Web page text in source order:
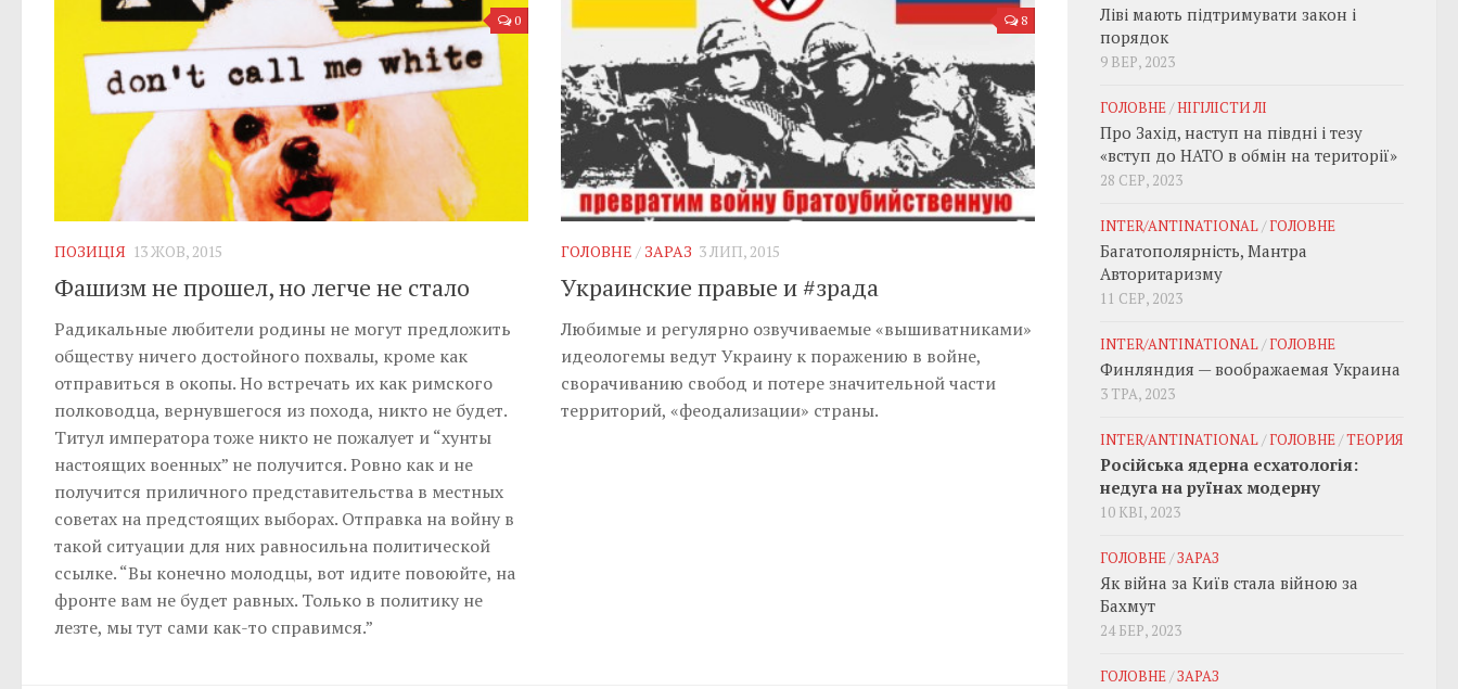
0
ПОЗИЦІЯ 13 ЖОВ, 2015
Фашизм не прошел, но легче не стало
Радикальные любители родины не могут предложить
обществу ничего достойного похвалы, кроме как
отправиться в окопы. Но встречать их как римского
полководца, вернувшегося из похода, никто не будет.
Титул императора тоже никто не пожалует и “хунты
настоящих военных” не получится. Ровно как и не
получится приличного представительства в местных
советах на предстоящих выборах. Отправка на войну в
такой ситуации для них равносильна политической
ссылке. “Вы конечно молодцы, вот идите повоюйте, на
фронте вам не будет равных. Только в политику не
лезте, мы тут сами как-то справимся.”
8
ГОЛОВНЕ / ЗАРАЗ 3 ЛИП, 2015
Украинские правые и #зрада
Любимые и регулярно озвучиваемые «вышиватниками»
идеологемы ведут Украину к поражению в войне,
сворачиванию свобод и потере значительной части
территорий, «феодализации» страны.
Ліві мають підтримувати закон і
порядок
9 ВЕР, 2023
ГОЛОВНЕ/НІГІЛІСТИ ЛІ
Про Захід, наступ на півдні і тезу
«вступ до НАТО в обмін на території»
28 СЕР, 2023
INTER/ANTINATIONAL/ГОЛОВНЕ
Багатополярність, Мантра
Авторитаризму
11 СЕР, 2023
INTER/ANTINATIONAL/ГОЛОВНЕ
Финляндия — воображаемая Украина
3 ТРА, 2023
INTER/ANTINATIONAL/ГОЛОВНЕ/ТЕОРИЯ
Російська ядерна есхатологія:
недуга на руїнах модерну
10 КВІ, 2023
ГОЛОВНЕ/ЗАРАЗ
Як війна за Київ стала війною за
Бахмут
24 БЕР, 2023
ГОЛОВНЕ/ЗАРАЗ